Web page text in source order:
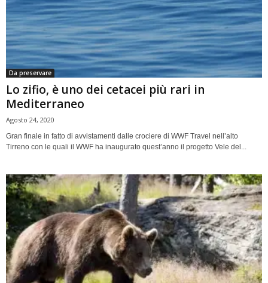
Da preservare
Lo zifio, è uno dei cetacei più rari in
Mediterraneo
Agosto 24, 2020
Gran finale in fatto di avvistamenti dalle crociere di WWF Travel nell’alto
Tirreno con le quali il WWF ha inaugurato quest’anno il progetto Vele del...